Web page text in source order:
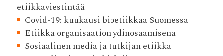
etiikkaviestintää
Covid-19: kuukausi bioetiikkaa Suomessa
Etiikka organisaation ydinosaamisena
Sosiaalinen media ja tutkijan etiikka